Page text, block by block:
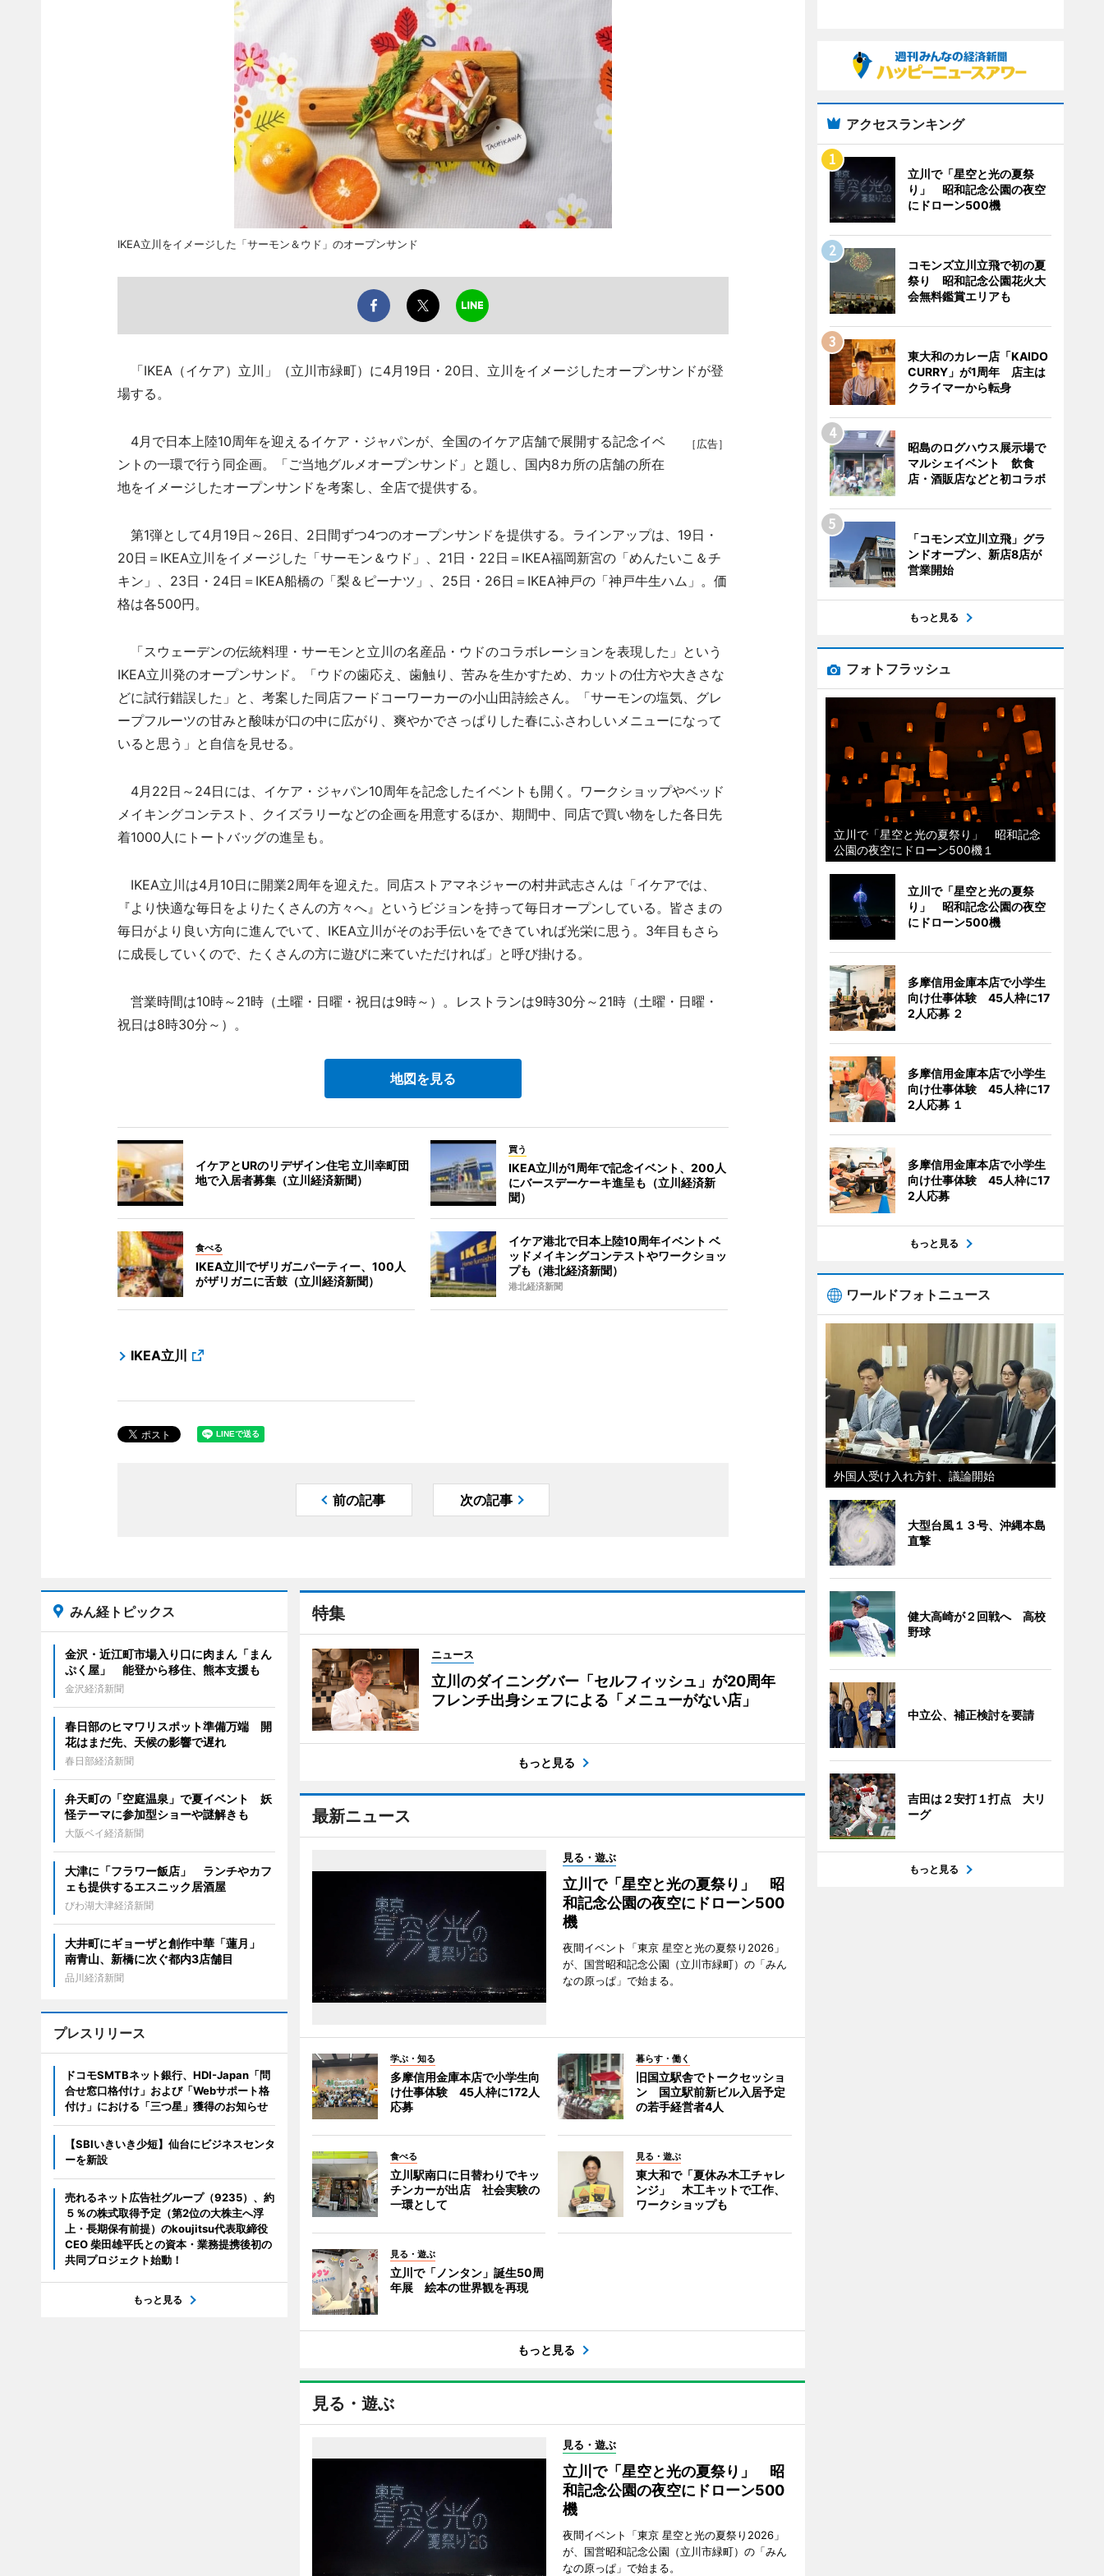
IKEA立川をイメージした「サーモン＆ウド」のオープンサンド
「IKEA（イケア）立川」（立川市緑町）に4月19日・20日、立川をイメージしたオープンサンドが登
場する。
［広告］
4月で日本上陸10周年を迎えるイケア・ジャパンが、全国のイケア店舗で展開する記念イベ
ントの一環で行う同企画。「ご当地グルメオープンサンド」と題し、国内8カ所の店舗の所在
地をイメージしたオープンサンドを考案し、全店で提供する。
第1弾として4月19日～26日、2日間ずつ4つのオープンサンドを提供する。ラインアップは、19日・
20日＝IKEA立川をイメージした「サーモン＆ウド」、21日・22日＝IKEA福岡新宮の「めんたいこ＆チ
キン」、23日・24日＝IKEA船橋の「梨＆ピーナツ」、25日・26日＝IKEA神戸の「神戸牛生ハム」。価
格は各500円。
「スウェーデンの伝統料理・サーモンと立川の名産品・ウドのコラボレーションを表現した」という
IKEA立川発のオープンサンド。「ウドの歯応え、歯触り、苦みを生かすため、カットの仕方や大きさな
どに試行錯誤した」と、考案した同店フードコーワーカーの小山田詩絵さん。「サーモンの塩気、グレ
ープフルーツの甘みと酸味が口の中に広がり、爽やかでさっぱりした春にふさわしいメニューになって
いると思う」と自信を見せる。
4月22日～24日には、イケア・ジャパン10周年を記念したイベントも開く。ワークショップやベッド
メイキングコンテスト、クイズラリーなどの企画を用意するほか、期間中、同店で買い物をした各日先
着1000人にトートバッグの進呈も。
IKEA立川は4月10日に開業2周年を迎えた。同店ストアマネジャーの村井武志さんは「イケアでは、
『より快適な毎日をよりたくさんの方々へ』というビジョンを持って毎日オープンしている。皆さまの
毎日がより良い方向に進んでいて、IKEA立川がそのお手伝いをできていれば光栄に思う。3年目もさら
に成長していくので、たくさんの方に遊びに来ていただければ」と呼び掛ける。
営業時間は10時～21時（土曜・日曜・祝日は9時～）。レストランは9時30分～21時（土曜・日曜・
祝日は8時30分～）。
地図を見る
イケアとURのリデザイン住宅 立川幸町団
地で入居者募集（立川経済新聞）
買う
IKEA立川が1周年で記念イベント、200人
にバースデーケーキ進呈も（立川経済新
聞）
食べる
IKEA立川でザリガニパーティー、100人
がザリガニに舌鼓（立川経済新聞）
イケア港北で日本上陸10周年イベント ベ
ッドメイキングコンテストやワークショッ
プも（港北経済新聞）
港北経済新聞
IKEA立川
前の記事 次の記事
特集
ニュース
立川のダイニングバー「セルフィッシュ」が20周年
フレンチ出身シェフによる「メニューがない店」
もっと見る
最新ニュース
見る・遊ぶ
立川で「星空と光の夏祭り」 昭
和記念公園の夜空にドローン500
機
夜間イベント「東京 星空と光の夏祭り2026」
が、国営昭和記念公園（立川市緑町）の「みん
なの原っぱ」で始まる。
学ぶ・知る
多摩信用金庫本店で小学生向
け仕事体験 45人枠に172人
応募
暮らす・働く
旧国立駅舎でトークセッショ
ン 国立駅前新ビル入居予定
の若手経営者4人
食べる
立川駅南口に日替わりでキッ
チンカーが出店 社会実験の
一環として
見る・遊ぶ
東大和で「夏休み木工チャレ
ンジ」 木工キットで工作、
ワークショップも
見る・遊ぶ
立川で「ノンタン」誕生50周
年展 絵本の世界観を再現
もっと見る
見る・遊ぶ
見る・遊ぶ
立川で「星空と光の夏祭り」 昭
和記念公園の夜空にドローン500
機
夜間イベント「東京 星空と光の夏祭り2026」
が、国営昭和記念公園（立川市緑町）の「みん
なの原っぱ」で始まる。
みん経トピックス
金沢・近江町市場入り口に肉まん「まん
ぷく屋」 能登から移住、熊本支援も
金沢経済新聞
春日部のヒマワリスポット準備万端 開
花はまだ先、天候の影響で遅れ
春日部経済新聞
弁天町の「空庭温泉」で夏イベント 妖
怪テーマに参加型ショーや謎解きも
大阪ベイ経済新聞
大津に「フラワー飯店」 ランチやカフ
ェも提供するエスニック居酒屋
びわ湖大津経済新聞
大井町にギョーザと創作中華「蓮月」
南青山、新橋に次ぐ都内3店舗目
品川経済新聞
プレスリリース
ドコモSMTBネット銀行、HDI-Japan「問
合せ窓口格付け」および「Webサポート格
付け」における「三つ星」獲得のお知らせ
【SBIいきいき少短】仙台にビジネスセンタ
ーを新設
売れるネット広告社グループ（9235）、約
５％の株式取得予定（第2位の大株主へ浮
上・長期保有前提）のkoujitsu代表取締役
CEO 柴田雄平氏との資本・業務提携後初の
共同プロジェクト始動！
もっと見る
アクセスランキング
立川で「星空と光の夏祭
り」 昭和記念公園の夜空
にドローン500機
コモンズ立川立飛で初の夏
祭り 昭和記念公園花火大
会無料鑑賞エリアも
東大和のカレー店「KAIDO
CURRY」が1周年 店主は
クライマーから転身
昭島のログハウス展示場で
マルシェイベント 飲食
店・酒販店などと初コラボ
「コモンズ立川立飛」グラ
ンドオープン、新店8店が
営業開始
もっと見る
フォトフラッシュ
立川で「星空と光の夏祭り」 昭和記念
公園の夜空にドローン500機１
立川で「星空と光の夏祭
り」 昭和記念公園の夜空
にドローン500機
多摩信用金庫本店で小学生
向け仕事体験 45人枠に17
2人応募 ２
多摩信用金庫本店で小学生
向け仕事体験 45人枠に17
2人応募 １
多摩信用金庫本店で小学生
向け仕事体験 45人枠に17
2人応募
もっと見る
ワールドフォトニュース
外国人受け入れ方針、議論開始
大型台風１３号、沖縄本島
直撃
健大高崎が２回戦へ 高校
野球
中立公、補正検討を要請
吉田は２安打１打点 大リ
ーグ
もっと見る